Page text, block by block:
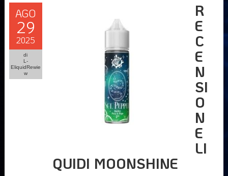
AGO
29
2025
di
L-
EliquidRewie
w
R
E
C
E
N
SI
O
N
E
LI
QUIDI MOONSHINE